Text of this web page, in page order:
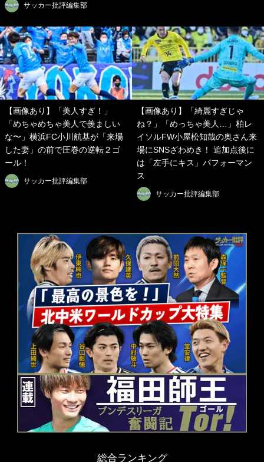
サッカー批評編集部
【画像あり】「美人すぎ！」
「めちゃめちゃ美人で羨ましい
な〜」横浜FC小川航基が「来場
した妻」の前で圧巻の逆転２ゴ
ール！
サッカー批評編集部
【画像あり】「綺麗すぎじゃ
ね？」「めっちゃ美人…」柏レ
イソルFW小屋松知哉の奥さん来
場にSNSざわめき！ 追加点後に
は「左手にキス」パフォーマン
ス
サッカー批評編集部
総合ランキング